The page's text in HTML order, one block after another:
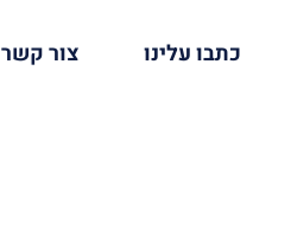
כתבו עלינו צור קשר